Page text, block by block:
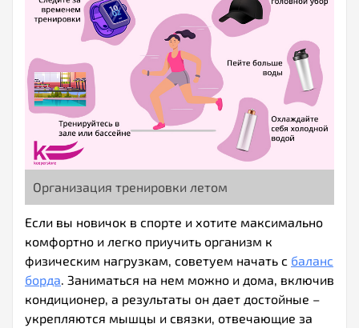
Организация тренировки летом
Если вы новичок в спорте и хотите максимально
комфортно и легко приучить организм к
физическим нагрузкам, советуем начать с баланс
борда. Заниматься на нем можно и дома, включив
кондиционер, а результаты он дает достойные –
укрепляются мышцы и связки, отвечающие за